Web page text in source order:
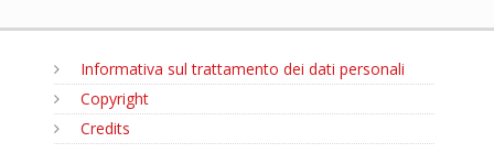
Informativa sul trattamento dei dati personali
Copyright
Credits